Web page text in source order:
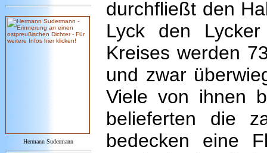
Hermann Sudermann
durchfließt den
Lyck den
Kreises werden
und zwar
Viele von ihnen
belieferten die
bedecken eine